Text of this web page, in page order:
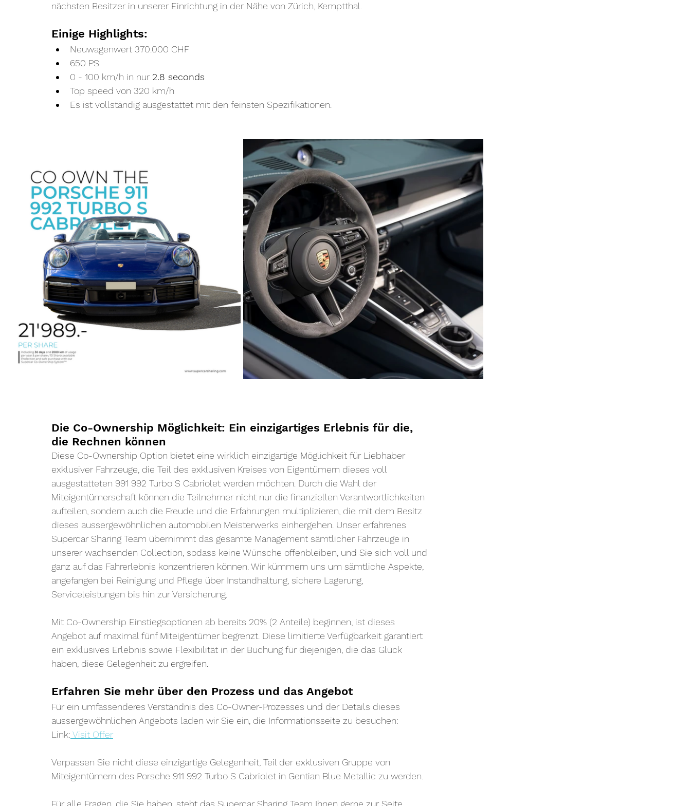
nächsten Besitzer in unserer Einrichtung in der Nähe von Zürich, Kemptthal.
Einige Highlights:
Neuwagenwert 370.000 CHF
650 PS
0 - 100 km/h in nur 2.8 seconds
Top speed von 320 km/h
Es ist vollständig ausgestattet mit den feinsten Spezifikationen.
Die Co-Ownership Möglichkeit: Ein einzigartiges Erlebnis für die,
die Rechnen können
Diese Co-Ownership Option bietet eine wirklich einzigartige Möglichkeit für Liebhaber
exklusiver Fahrzeuge, die Teil des exklusiven Kreises von Eigentümern dieses voll
ausgestatteten 991 992 Turbo S Cabriolet werden möchten. Durch die Wahl der
Miteigentümerschaft können die Teilnehmer nicht nur die finanziellen Verantwortlichkeiten
aufteilen, sondern auch die Freude und die Erfahrungen multiplizieren, die mit dem Besitz
dieses aussergewöhnlichen automobilen Meisterwerks einhergehen. Unser erfahrenes
Supercar Sharing Team übernimmt das gesamte Management sämtlicher Fahrzeuge in
unserer wachsenden Collection, sodass keine Wünsche offenbleiben, und Sie sich voll und
ganz auf das Fahrerlebnis konzentrieren können. Wir kümmern uns um sämtliche Aspekte,
angefangen bei Reinigung und Pflege über Instandhaltung, sichere Lagerung,
Serviceleistungen bis hin zur Versicherung.
Mit Co-Ownership Einstiegsoptionen ab bereits 20% (2 Anteile) beginnen, ist dieses
Angebot auf maximal fünf Miteigentümer begrenzt. Diese limitierte Verfügbarkeit garantiert
ein exklusives Erlebnis sowie Flexibilität in der Buchung für diejenigen, die das Glück
haben, diese Gelegenheit zu ergreifen.
Erfahren Sie mehr über den Prozess und das Angebot
Für ein umfassenderes Verständnis des Co-Owner-Prozesses und der Details dieses
aussergewöhnlichen Angebots laden wir Sie ein, die Informationsseite zu besuchen:
Link: Visit Offer
Verpassen Sie nicht diese einzigartige Gelegenheit, Teil der exklusiven Gruppe von
Miteigentümern des Porsche 911 992 Turbo S Cabriolet in Gentian Blue Metallic zu werden.
Für alle Fragen, die Sie haben, steht das Supercar Sharing Team Ihnen gerne zur Seite.